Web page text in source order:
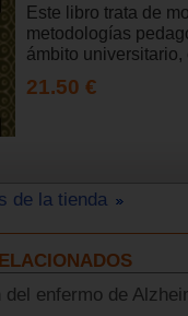
Este libro trata de
metodologías
ámbito
21.50 €
de la tienda
del enfermo de